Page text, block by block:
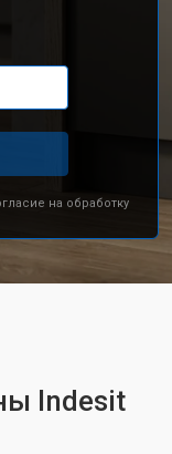
на обработку
Indesit